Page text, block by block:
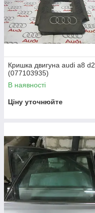
Кришка двигуна audi a8 d2
(077103935)
В наявності
Ціну уточнюйте